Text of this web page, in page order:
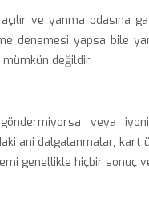
ve yanma odasına
denemesi yapsa bile
değildir.
veya
ani dalgalanmalar, kart
genellikle hiçbir sonuç